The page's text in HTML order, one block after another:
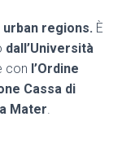
urban regions. È
dall’Università
con l’Ordine
Cassa di
Mater.